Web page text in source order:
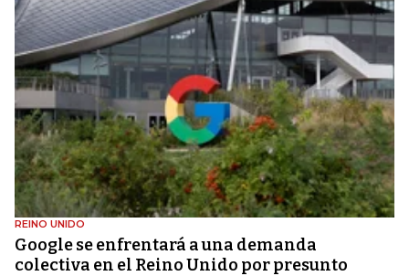
REINO UNIDO
Google se enfrentará a una demanda
colectiva en el Reino Unido por presunto